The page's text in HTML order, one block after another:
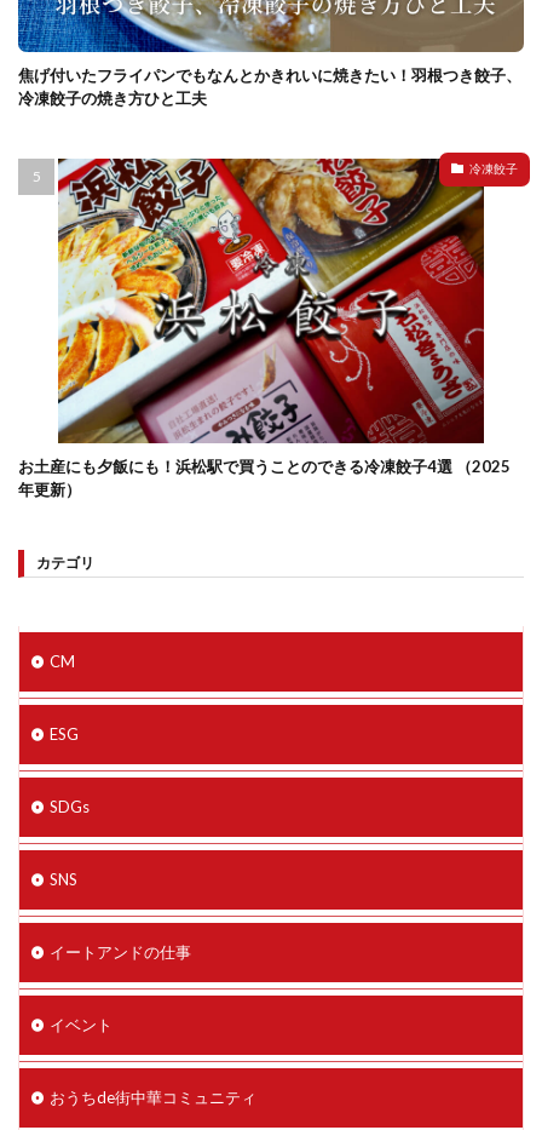
焦げ付いたフライパンでもなんとかきれいに焼きたい！羽根つき餃子、
冷凍餃子の焼き方ひと工夫
冷凍餃子
お土産にも夕飯にも！浜松駅で買うことのできる冷凍餃子4選 （2025
年更新）
カテゴリ
CM
ESG
SDGs
SNS
イートアンドの仕事
イベント
おうちde街中華コミュニティ